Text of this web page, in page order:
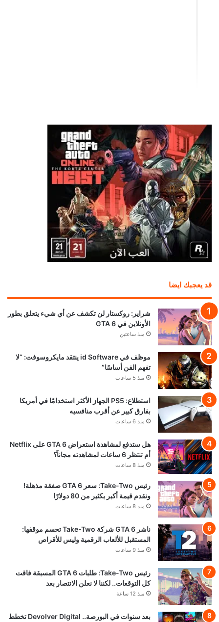
قد يعجبك ايضا
شراير: روكستار لن تكشف عن أي شيء يتعلق بطور
الأونلاين في GTA 6
منذ ساعتين
موظف في id Software ينتقد مايكروسوفت: “لا
تفهم الفن أساسًا”
منذ 5 ساعات
استطلاع: PS5 الجهاز الأكثر استخدامًا في أمريكا
بفارق كبير عن أقرب منافسيه
منذ 6 ساعات
هل ستدفع لمشاهدة استعراض GTA 6 على Netflix
أم تنتظر 6 ساعات لمشاهدته مجاناً؟
منذ 8 ساعات
رئيس Take-Two: سعر GTA 6 صفقة مذهلة!
ونقدم قيمة أكبر بكثير من 80 دولارًا
منذ 8 ساعات
ناشر GTA 6 شركة Take-Two تحسم موقفها:
المستقبل للألعاب الرقمية وليس للأقراص
منذ 9 ساعات
رئيس Take-Two: طلبات GTA 6 المسبقة فاقت
كل التوقعات.. لكننا لا نعلن الانتصار بعد
منذ 12 ساعة
بعد سنوات في البورصة.. Devolver Digital تخطط